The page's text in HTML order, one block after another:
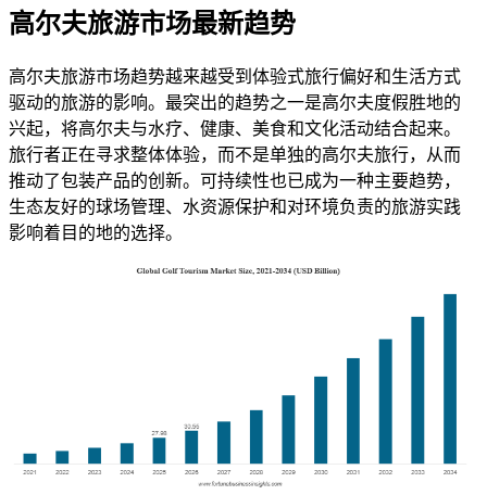
高尔夫旅游市场最新趋势
高尔夫旅游市场趋势越来越受到体验式旅行偏好和生活方式
驱动的旅游的影响。最突出的趋势之一是高尔夫度假胜地的
兴起，将高尔夫与水疗、健康、美食和文化活动结合起来。
旅行者正在寻求整体体验，而不是单独的高尔夫旅行，从而
推动了包装产品的创新。可持续性也已成为一种主要趋势，
生态友好的球场管理、水资源保护和对环境负责的旅游实践
影响着目的地的选择。